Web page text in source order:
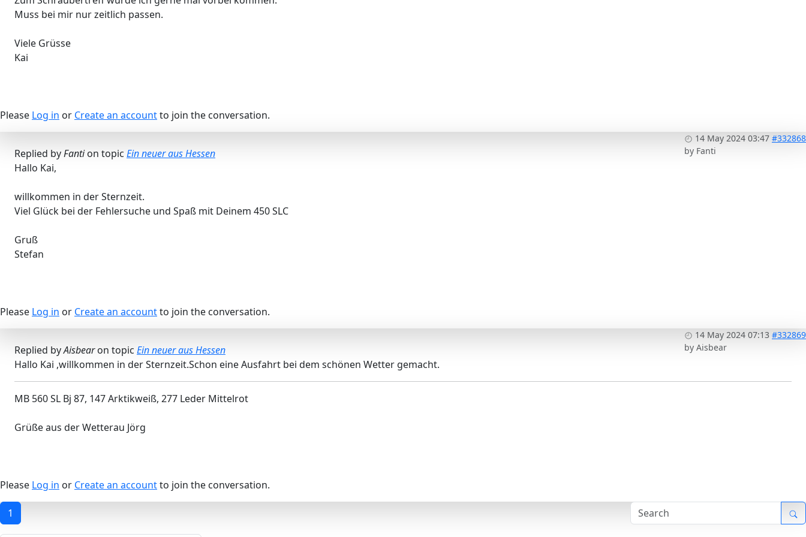
Muss bei mir nur zeitlich passen.
Viele Grüsse
Kai
Please Log in or Create an accountto join the conversation.
14 May 2024 03:47 #332868
by Fanti
Replied byFantion topic Ein neuer aus Hessen
Hallo Kai,
willkommen in der Sternzeit.
Viel Glück bei der Fehlersuche und Spaß mit Deinem 450 SLC
Gruß
Stefan
Please Log in or Create an accountto join the conversation.
14 May 2024 07:13 #332869
by Aisbear
Replied byAisbearon topic Ein neuer aus Hessen
Hallo Kai ,willkommen in der Sternzeit.Schon eine Ausfahrt bei dem schönen Wetter gemacht.
MB 560 SL Bj 87, 147 Arktikweiß, 277 Leder Mittelrot
Grüße aus der Wetterau Jörg
Please Log in or Create an accountto join the conversation.
1